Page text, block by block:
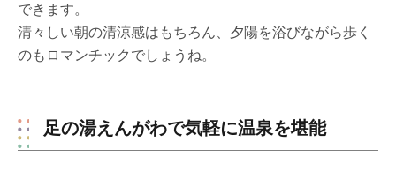
できます。
清々しい朝の清涼感はもちろん、夕陽を浴びながら歩く
のもロマンチックでしょうね。
足の湯えんがわで気軽に温泉を堪能